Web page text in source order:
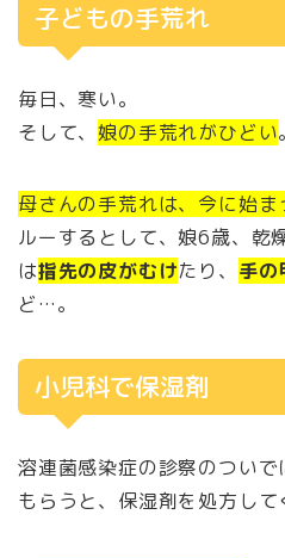
子どもの手荒れ
毎日、寒い。
そして、娘の手荒れがひどい。
母さんの手荒れは、今に始
ルーするとして、娘6歳、乾
は指先の皮がむけたり、 手の
ど…。
小児科で保湿剤
溶連菌感染症の診察のつい
もらうと、保湿剤を処方して